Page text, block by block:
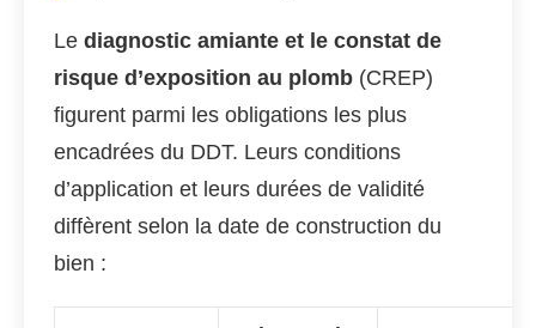
Le diagnostic amiante et le constat de
risque d’exposition au plomb (CREP)
figurent parmi les obligations les plus
encadrées du DDT. Leurs conditions
d’application et leurs durées de validité
diffèrent selon la date de construction du
bien :